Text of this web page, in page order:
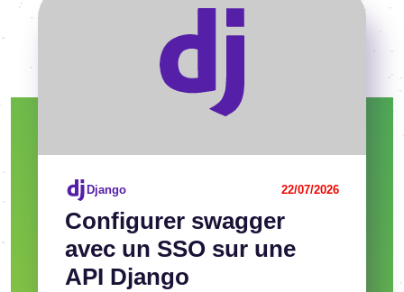
Confi­gu­rer swag­ger
avec un SSO sur une
API Django
Django 22/07/2026
Voir l'article